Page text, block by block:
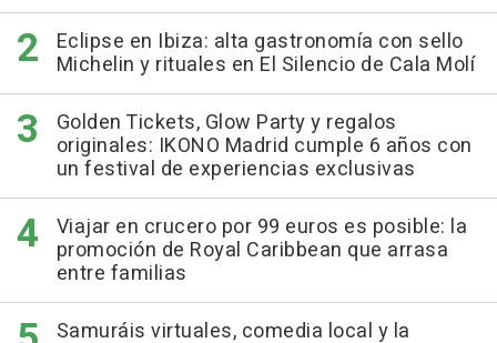
Eclipse en Ibiza: alta gastronomía con sello
Michelin y rituales en El Silencio de Cala Molí
Golden Tickets, Glow Party y regalos
originales: IKONO Madrid cumple 6 años con
un festival de experiencias exclusivas
Viajar en crucero por 99 euros es posible: la
promoción de Royal Caribbean que arrasa
entre familias
Samuráis virtuales, comedia local y la